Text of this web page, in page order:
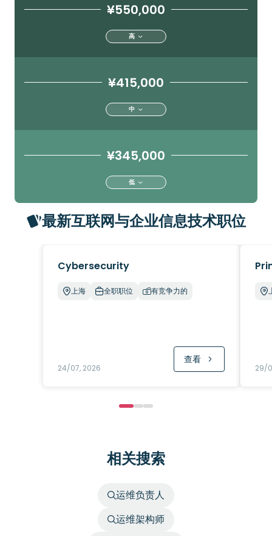
¥550,000
高
¥415,000
中
¥345,000
低
最新互联网与企业信息技术职位
Cybersecurity
上海 全职职位 有竞争力的
24/07, 2026
查看
29/
相关搜索
运维负责人
运维架构师